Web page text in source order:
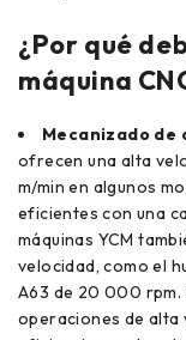
¿Por qué
máquina
Mecanizado de
ofrecen una alta
m/min en algunos
eficientes con una
máquinas YCM
velocidad, como el
A63 de 20 000 rpm.
operaciones de alta